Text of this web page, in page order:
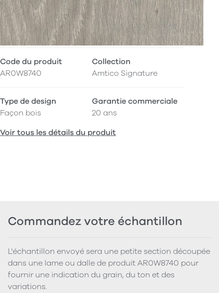
Code du produit
AR0W8740
Collection
Amtico Signature
Type de design
Façon bois
Garantie commerciale
20 ans
Voir tous les détails du produit
Commandez votre échantillon
L'échantillon envoyé sera une petite section découpée
dans une lame ou dalle de produit AR0W8740 pour
fournir une indication du grain, du ton et des
variations.